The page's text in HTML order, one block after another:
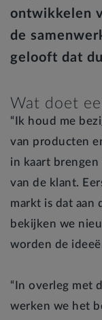
ontwikkelen
de
gelooft dat
Wat doet
“Ik houd me
van producten
in kaart brengen
van de klant.
markt is dat aan
bekijken we
worden de
“In overleg met
werken we het